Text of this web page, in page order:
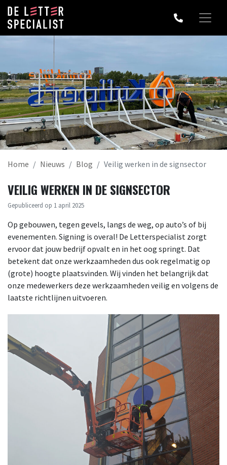
Home Nieuws Blog Veilig werken in de signsector
VEILIG WERKEN IN DE SIGNSECTOR
Gepubliceerd op 1 april 2025
Op gebouwen, tegen gevels, langs de weg, op auto’s of bij
evenementen. Signing is overal! De Letterspecialist zorgt
ervoor dat jouw bedrijf opvalt en in het oog springt. Dat
betekent dat onze werkzaamheden dus ook regelmatig op
(grote) hoogte plaatsvinden. Wij vinden het belangrijk dat
onze medewerkers deze werkzaamheden veilig en volgens de
laatste richtlijnen uitvoeren.